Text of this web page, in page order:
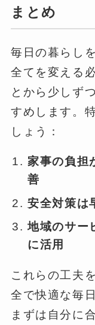
まとめ
毎日の暮らし
全てを変える
とから少しず
すめします。
しょう：
家事の負担
善
安全対策は
地域のサー
に活用
これらの工夫
全で快適な毎
まずは自分に